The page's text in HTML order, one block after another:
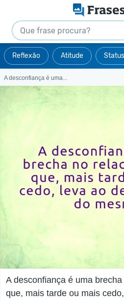
Reflexão Atitude Status
A desconfiança é uma...
A desconfiança é uma
que, mais tarde ou mais